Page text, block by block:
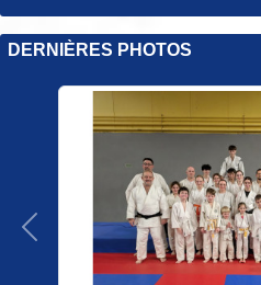
DERNIÈRES PHOTOS
Précedent